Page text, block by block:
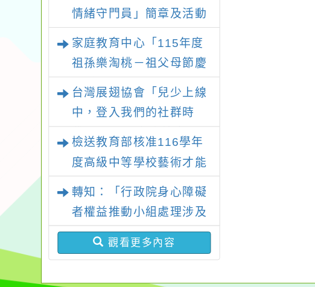
同樂會」、「邁向下一站
幸福系列講座及成長團
體」海報，惠請貴機關
(學校)運用多元管道宣
導。
情緒守門員」簡章及活動
家庭教育中心「115年度
祖孫樂淘桃－祖父母節慶
台灣展翅協會「兒少上線
中，登入我們的社群時
檢送教育部核准116學年
度高級中等學校藝術才能
份，請查照。
轉知：「行政院身心障礙
者權益推動小組處理涉及
違反身心障礙者權利公約
申訴案件作業原則」
觀看更多內容